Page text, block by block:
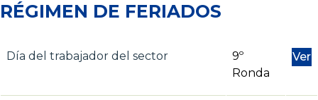
RÉGIMEN DE FERIADOS
Día del trabajador del sector
9º
Ronda
Ver